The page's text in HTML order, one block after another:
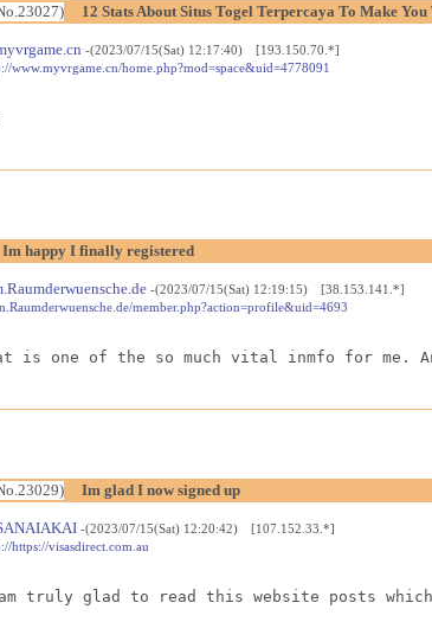
12 Stats About Situs Togel Terpercaya To Make
-(2023/07/15(Sat) 12:17:40) [193.150.70.*]
www.myvrgame.cn/home.php?mod=space&uid=4778091
Im happy I finally registered
-(2023/07/15(Sat) 12:19:15) [38.153.141.*]
member.php?action=profile&uid=4693
is one of the so much vital inmfo for me.
Im glad I now signed up
-(2023/07/15(Sat) 12:20:42) [107.152.33.*]
https://visasdirect.com.au
truly glad to read this website posts